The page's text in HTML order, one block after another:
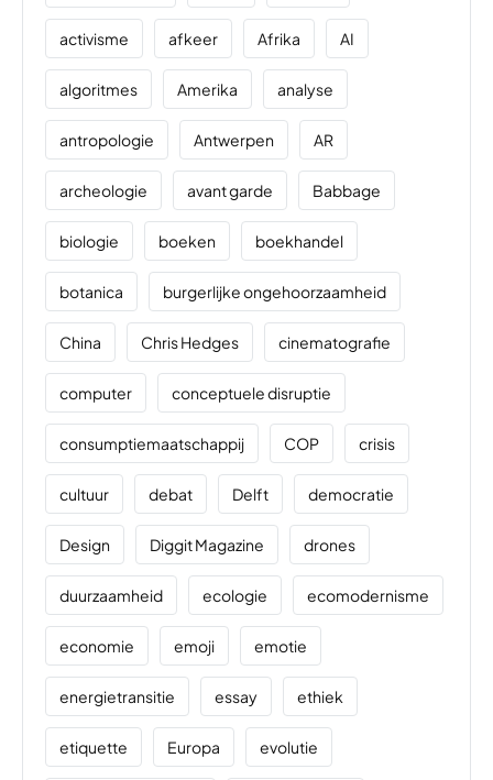
activisme afkeer Afrika AI
algoritmes Amerika analyse
antropologie Antwerpen AR
archeologie avant garde Babbage
biologie boeken boekhandel
botanica burgerlijke ongehoorzaamheid
China Chris Hedges cinematografie
computer conceptuele disruptie
consumptiemaatschappij COP crisis
cultuur debat Delft democratie
Design Diggit Magazine drones
duurzaamheid ecologie ecomodernisme
economie emoji emotie
energietransitie essay ethiek
etiquette Europa evolutie